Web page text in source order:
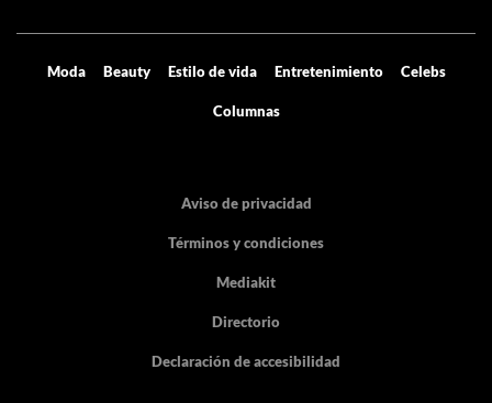
Moda Beauty Estilo de vida Entretenimiento Celebs
Columnas
Aviso de privacidad
Términos y condiciones
Mediakit
Directorio
Declaración de accesibilidad